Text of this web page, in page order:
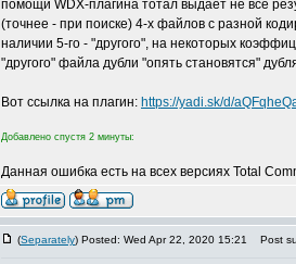
помощи WDX-плагина тотал выдаёт не все
(точнее - при поиске) 4-х файлов с разной
наличии 5-го - "другого", на некоторых
"другого" файла дубли "опять становятся"
Вот ссылка на плагин: https://yadi.sk/d/
Добавлено спустя 2 минуты:
Данная ошибка есть на всех версиях Total
(Separately) Posted: Wed Apr 22, 2020 15:21 Post